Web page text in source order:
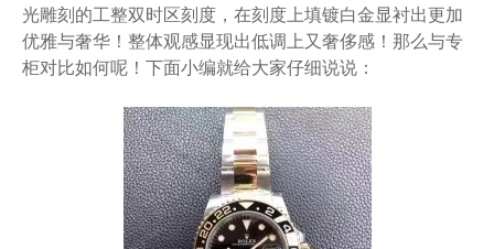
光雕刻的工整双时区刻度，在刻度上填镀白金显衬出更加
优雅与奢华！整体观感显现出低调上又奢侈感！那么与专
柜对比如何呢！下面小编就给大家仔细说说：